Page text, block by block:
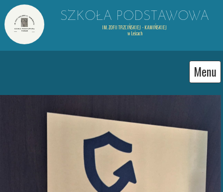
SZKOŁA PODSTAWOWA
IM. ZOFII TRZCIŃSKIEJ - KAMIŃSKIEJ
w Leścach
Menu